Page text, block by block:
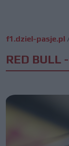
f1.dziel-pasje.pl
RED BULL